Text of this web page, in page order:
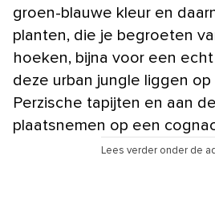
groen-blauwe kleur en
planten, die je begroeten
hoeken, bijna voor een
deze urban jungle liggen op
Perzische tapijten en aan
plaatsnemen op een
Lees verder onder de